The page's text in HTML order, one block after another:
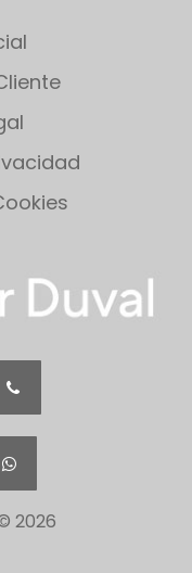
©2026